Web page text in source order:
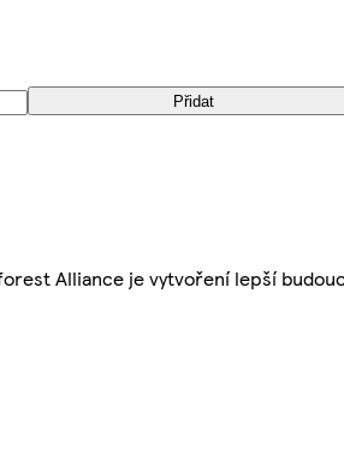
Přidat
Alliance je vytvoření lepší